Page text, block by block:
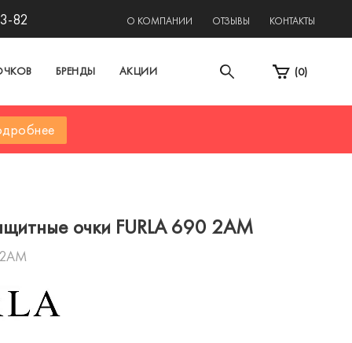
82 О КОМПАНИИ ОТЗЫВЫ КОНТАКТЫ
БРЕНДЫ АКЦИИ (0)
очки FURLA 690 2AM